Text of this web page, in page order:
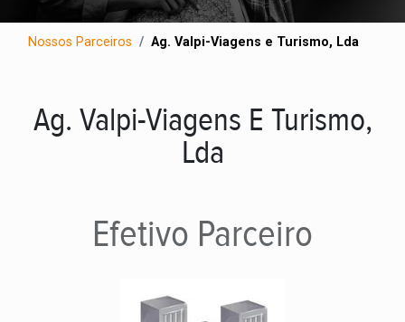
Nossos Parceiros Ag. Valpi-Viagens e Turismo, Lda
Ag. Valpi-Viagens E Turismo,
Lda
Efetivo Parceiro